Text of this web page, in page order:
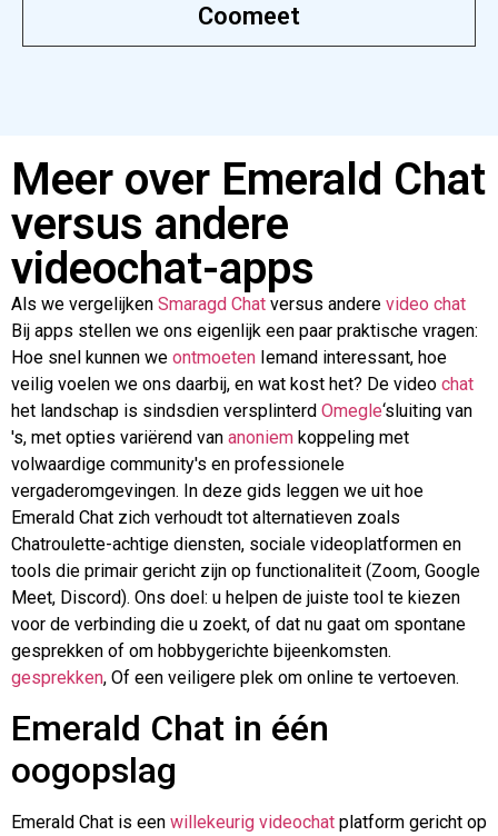
Coomeet
Meer over Emerald Chat
versus andere
videochat-apps
Als we vergelijken Smaragd Chat versus andere video chat
Bij apps stellen we ons eigenlijk een paar praktische vragen:
Hoe snel kunnen we ontmoeten Iemand interessant, hoe
veilig voelen we ons daarbij, en wat kost het? De video chat
het landschap is sindsdien versplinterd Omegle‘sluiting van
's, met opties variërend van anoniem koppeling met
volwaardige community's en professionele
vergaderomgevingen. In deze gids leggen we uit hoe
Emerald Chat zich verhoudt tot alternatieven zoals
Chatroulette-achtige diensten, sociale videoplatformen en
tools die primair gericht zijn op functionaliteit (Zoom, Google
Meet, Discord). Ons doel: u helpen de juiste tool te kiezen
voor de verbinding die u zoekt, of dat nu gaat om spontane
gesprekken of om hobbygerichte bijeenkomsten.
gesprekken, Of een veiligere plek om online te vertoeven.
Emerald Chat in één
oogopslag
Emerald Chat is een willekeurig videochat platform gericht op